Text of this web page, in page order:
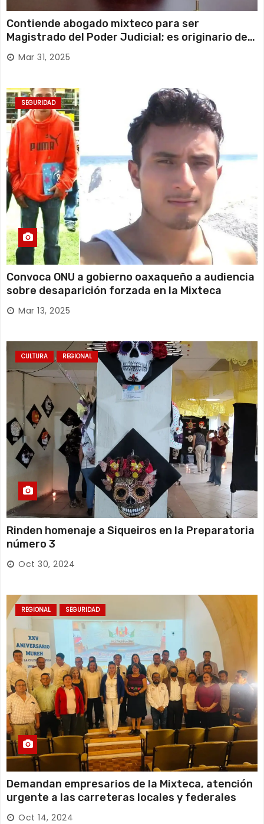
Contiende abogado mixteco para ser
Magistrado del Poder Judicial; es originario de
Huajuapan de León
Mar 31, 2025
SEGURIDAD
Convoca ONU a gobierno oaxaqueño a audiencia
sobre desaparición forzada en la Mixteca
Mar 13, 2025
CULTURA REGIONAL
Rinden homenaje a Siqueiros en la Preparatoria
número 3
Oct 30, 2024
REGIONAL SEGURIDAD
Demandan empresarios de la Mixteca, atención
urgente a las carreteras locales y federales
Oct 14, 2024